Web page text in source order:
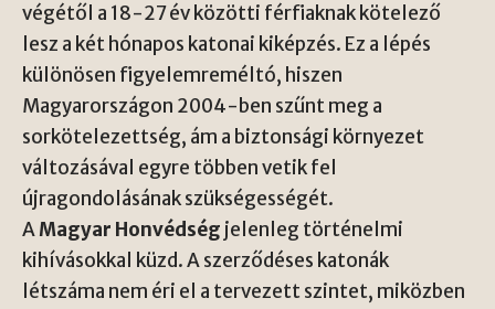
végétől a 18-27 év közötti férfiaknak kötelező
lesz a két hónapos katonai kiképzés. Ez a lépés
különösen figyelemreméltó, hiszen
Magyarországon 2004-ben szűnt meg a
sorkötelezettség, ám a biztonsági környezet
változásával egyre többen vetik fel
újragondolásának szükségességét.
AMagyar Honvédség jelenleg történelmi
kihívásokkal küzd. A szerződéses katonák
létszáma nem éri el a tervezett szintet, miközben